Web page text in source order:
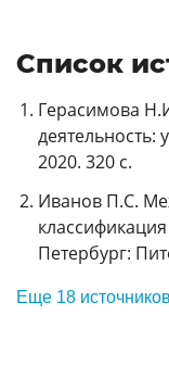
Список
Герасимова
деятельность:
2020. 320 с.
Иванов П.С.
Петербург:
Еще 18 источников